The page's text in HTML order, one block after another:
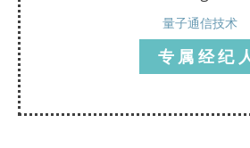
量子通信技术
专属经纪